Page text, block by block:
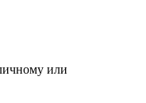
или